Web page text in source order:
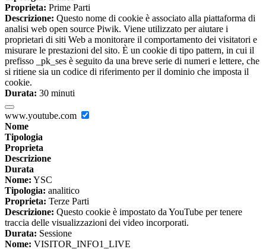
Proprieta: Prime Parti
Descrizione: Questo nome di cookie è associato alla piattaforma di
analisi web open source Piwik. Viene utilizzato per aiutare i
proprietari di siti Web a monitorare il comportamento dei visitatori e
misurare le prestazioni del sito. È un cookie di tipo pattern, in cui il
prefisso _pk_ses è seguito da una breve serie di numeri e lettere, che
si ritiene sia un codice di riferimento per il dominio che imposta il
cookie.
Durata: 30 minuti
www.youtube.com
Nome
Tipologia
Proprieta
Descrizione
Durata
Nome: YSC
Tipologia: analitico
Proprieta: Terze Parti
Descrizione: Questo cookie è impostato da YouTube per tenere
traccia delle visualizzazioni dei video incorporati.
Durata: Sessione
Nome: VISITOR_INFO1_LIVE